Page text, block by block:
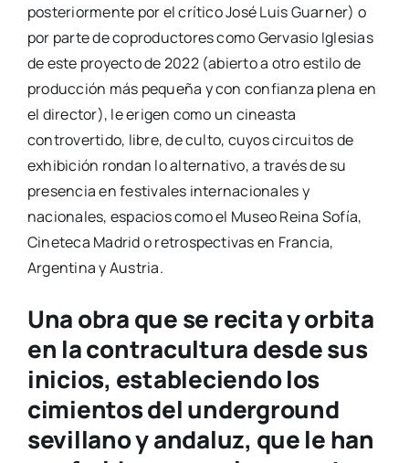
posteriormente por el crítico José Luis Guarner) o
por parte de coproductores como Gervasio Iglesias
de este proyecto de 2022 (abierto a otro estilo de
producción más pequeña y con confianza plena en
el director), le erigen como un cineasta
controvertido, libre, de culto, cuyos circuitos de
exhibición rondan lo alternativo, a través de su
presencia en festivales internacionales y
nacionales, espacios como el Museo Reina Sofía,
Cineteca Madrid o retrospectivas en Francia,
Argentina y Austria.
Una obra que se recita y orbita
en la contracultura desde sus
inicios, estableciendo los
cimientos del underground
sevillano y andaluz, que le han